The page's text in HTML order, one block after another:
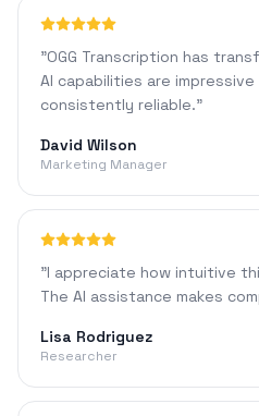
"OGG Transcription has
AI capabilities are
consistently reliable."
David Wilson
Marketing Manager
"I appreciate how intuitive
The AI assistance makes
Lisa Rodriguez
Researcher